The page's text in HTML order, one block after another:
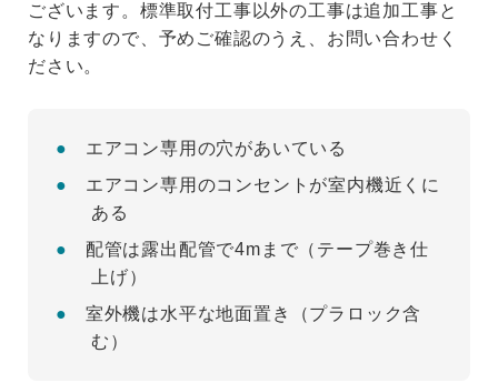
ございます。標準取付工事以外の工事は追加工事と
なりますので、予めご確認のうえ、お問い合わせく
ださい。
エアコン専用の穴があいている
エアコン専用のコンセントが室内機近くに
ある
配管は露出配管で4mまで（テープ巻き仕
上げ）
室外機は水平な地面置き（プラロック含
む）